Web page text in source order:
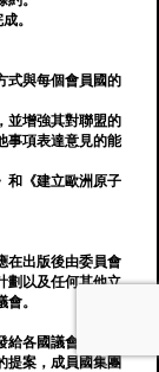
。
式與每個會員國的
並增強其對聯盟的
事項表達意見的能
和《建立歐洲原子
在出版後由委員會
劃以及任何其他立
。
各國議會。
提案，成員國集團